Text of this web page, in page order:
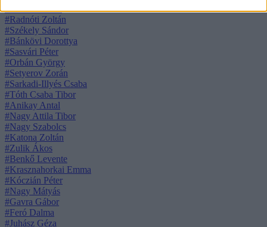
#Zeck Julianna
#Radnóti Zoltán
#Székely Sándor
#Bánkövi Dorottya
#Sasvári Péter
#Orbán György
#Setyerov Zorán
#Sarkadi-Illyés Csaba
#Tóth Csaba Tibor
#Anikay Antal
#Nagy Attila Tibor
#Nagy Szabolcs
#Katona Zoltán
#Zulik Ákos
#Benkő Levente
#Krasznahorkai Emma
#Kóczián Péter
#Nagy Mátyás
#Gavra Gábor
#Feró Dalma
#Juhász Géza